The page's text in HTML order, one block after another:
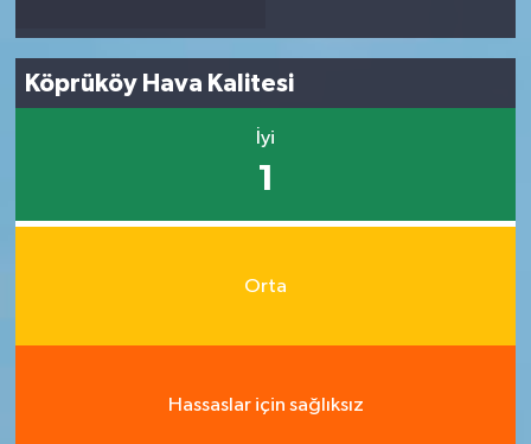
Köprüköy Hava Kalitesi
İyi
1
Orta
Hassaslar için sağlıksız